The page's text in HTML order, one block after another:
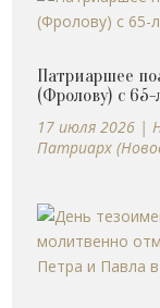
Патриаршее
(Фролову) с
17 июля 2026 |
Патриарх